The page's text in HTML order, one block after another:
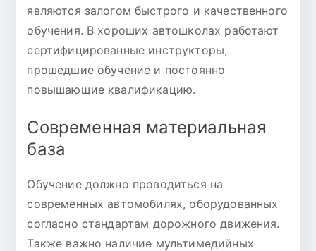
являются залогом быстрого и качественного
обучения. В хороших автошколах работают
сертифицированные инструкторы,
прошедшие обучение и постоянно
повышающие квалификацию.
Современная материальная
база
Обучение должно проводиться на
современных автомобилях, оборудованных
согласно стандартам дорожного движения.
Также важно наличие мультимедийных